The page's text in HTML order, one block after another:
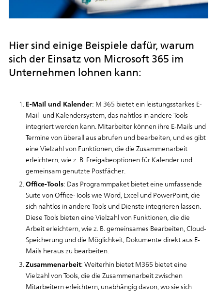
Hier sind einige Beispiele dafür, warum
sich der Einsatz von Microsoft 365 im
Unternehmen lohnen kann:
E-Mail und Kalender: M 365 bietet ein leistungsstarkes E-
Mail- und Kalendersystem, das nahtlos in andere Tools
integriert werden kann. Mitarbeiter können ihre E-Mails und
Termine von überall aus abrufen und bearbeiten, und es gibt
eine Vielzahl von Funktionen, die die Zusammenarbeit
erleichtern, wie z. B. Freigabeoptionen für Kalender und
gemeinsam genutzte Postfächer.
Office-Tools: Das Programmpaket bietet eine umfassende
Suite von Office-Tools wie Word, Excel und PowerPoint, die
sich nahtlos in andere Tools und Dienste integrieren lassen.
Diese Tools bieten eine Vielzahl von Funktionen, die die
Arbeit erleichtern, wie z. B. gemeinsames Bearbeiten, Cloud-
Speicherung und die Möglichkeit, Dokumente direkt aus E-
Mails heraus zu bearbeiten.
Zusammenarbeit: Weiterhin bietet M365 bietet eine
Vielzahl von Tools, die die Zusammenarbeit zwischen
Mitarbeitern erleichtern, unabhängig davon, wo sie sich